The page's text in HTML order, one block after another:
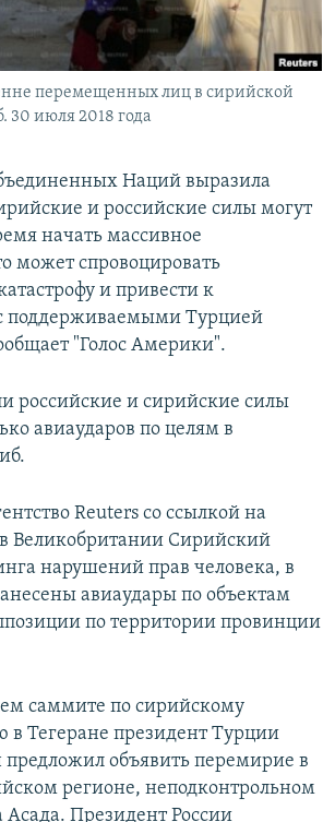
перемещенных лиц в сирийской
июля 2018 года
Наций выразила
и российские силы могут
начать массивное
может спровоцировать
и привести к
поддерживаемыми Турцией
"Голос Америки".
российские и сирийские силы
авиаударов по целям в
Reuters со ссылкой на
Великобритании Сирийский
нарушений прав человека, в
авиаудары по объектам
по территории провинции
саммите по сирийскому
в Тегеране президент Турции
предложил объявить перемирие в
регионе, неподконтрольном
Президент России